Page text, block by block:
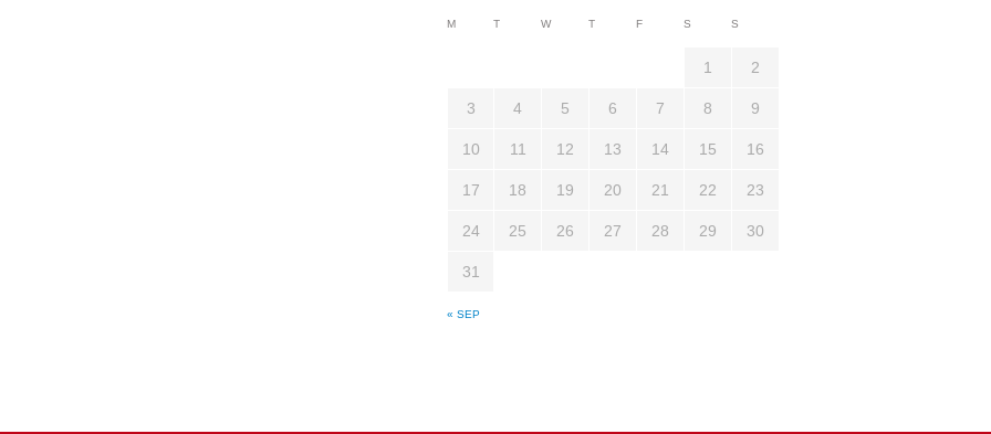
M T W T F S S
« SEP
1 2
3 4 5 6 7 8 9
10 11 12 13 14 15 16
17 18 19 20 21 22 23
24 25 26 27 28 29 30
31